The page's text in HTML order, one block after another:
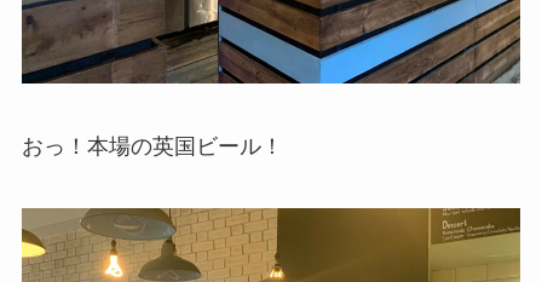
おっ！本場の英国ビール！